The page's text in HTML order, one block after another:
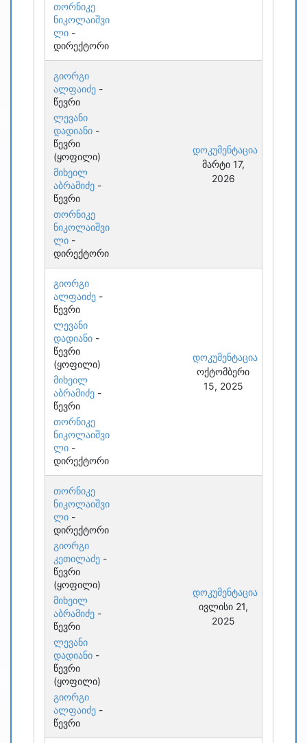
თორნიკე
ნიკოლაიშვი
ლი -
დირექტორი
გიორგი
ალფაიძე -
წევრი
ლევანი
დადიანი -
წევრი
(ყოფილი)
მიხეილ
აბრამიძე -
წევრი
თორნიკე
ნიკოლაიშვი
ლი -
დირექტორი
დოკუმენტაცია
მარტი 17,
2026
გიორგი
ალფაიძე -
წევრი
ლევანი
დადიანი -
წევრი
(ყოფილი)
მიხეილ
აბრამიძე -
წევრი
თორნიკე
ნიკოლაიშვი
ლი -
დირექტორი
დოკუმენტაცია
ოქტომბერი
15, 2025
თორნიკე
ნიკოლაიშვი
ლი -
დირექტორი
გიორგი
კეთილაძე -
წევრი
(ყოფილი)
მიხეილ
აბრამიძე -
წევრი
ლევანი
დადიანი -
წევრი
(ყოფილი)
გიორგი
ალფაიძე -
წევრი
დოკუმენტაცია
ივლისი 21,
2025